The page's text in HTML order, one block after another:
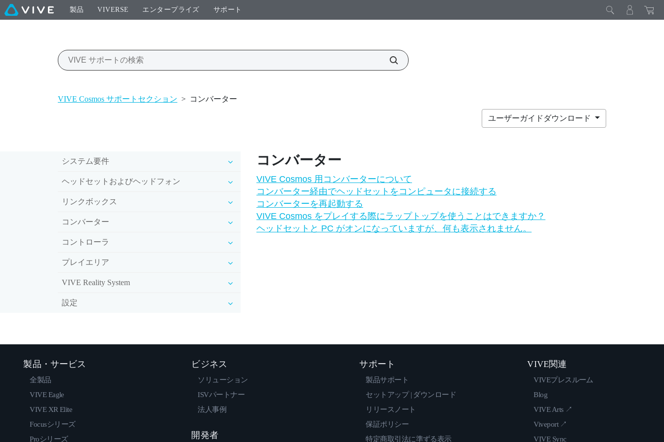
製品 VIVERSE エンタープライズ サポート
VIVE Cosmos サポートセクション > コンバーター
ユーザーガイドダウンロード
システム要件
ヘッドセットおよびヘッドフォン
リンクボックス
コンバーター
コントローラ
プレイエリア
VIVE Reality System
設定
コンバーター
VIVE Cosmos 用コンバーターについて
コンバーター経由でヘッドセットをコンピュータに接続する
コンバーターを再起動する
VIVE Cosmos をプレイする際にラップトップを使うことはできますか？
ヘッドセットと PC がオンになっていますが、何も表示されません。
製品・サービス
全製品
VIVE Eagle
VIVE XR Elite
Focusシリーズ
Proシリーズ
ビジネス
ソリューション
ISVパートナー
法人事例
開発者
サポート
製品サポート
セットアップ | ダウンロード
リリースノート
保証ポリシー
特定商取引法に準ずる表示
VIVE関連
VIVEプレスルーム
Blog
VIVE Arts ↗
Viveport ↗
VIVE Sync